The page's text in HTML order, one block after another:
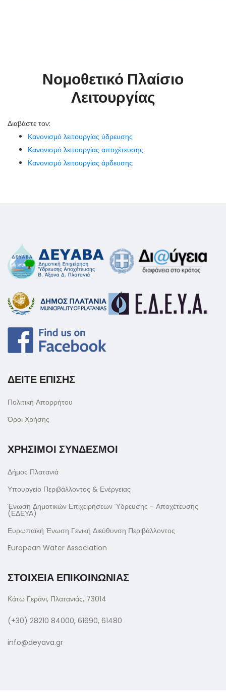
Νομοθετικό Πλαίσιο
Λειτουργίας
Διαβάστε τον:
Κανονισμό λειτουργίας ύδρευσης
Κανονισμό λειτουργίας αποχέτευσης
Κανονισμό λειτουργίας άρδευσης
ΔΕΙΤΕ ΕΠΙΣΗΣ
Πολιτική Απορρήτου
Όροι Χρήσης
ΧΡΗΣΙΜΟΙ ΣΥΝΔΕΣΜΟΙ
Δήμος Πλατανιά
Υπουργείο Περιβάλλοντος & Ενέργειας
Ένωση Δημοτικών Επιχειρήσεων Ύδρευσης - Αποχέτευσης
(ΕΔΕΥΑ)
Ευρωπαϊκή Ένωση Γενική Διεύθυνση Περιβάλλοντος
European Water Association
ΣΤΟΙΧΕΙΑ ΕΠΙΚΟΙΝΩΝΙΑΣ
Κάτω Γεράνι, Πλατανιάς, 73014
(+30) 28210 84000, 61690, 61480
info@deyava.gr